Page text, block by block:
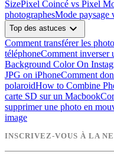
SizePixel Coincé vs Pixel
photographesMode paysage
Top des astuces expand_more
Comment transférer les
téléphoneComment inverser
Background Color On
JPG on iPhoneComment
polaroidHow to Combine
carte SD sur un Macbook
supprimer une photo en
image
INSCRIVEZ-VOUS À LA